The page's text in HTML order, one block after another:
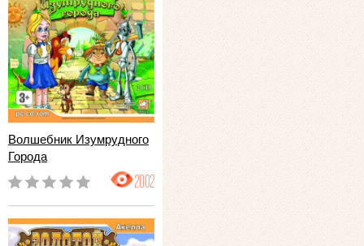
Волшебник Изумрудного
Города
2002